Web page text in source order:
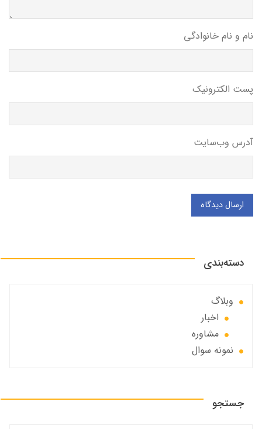
نام و نام خانوادگی
پست الکترونیک
آدرس وب‌سایت
ارسال دیدگاه
دسته‌بندی
وبلاگ
اخبار
مشاوره
نمونه سوال
جستجو